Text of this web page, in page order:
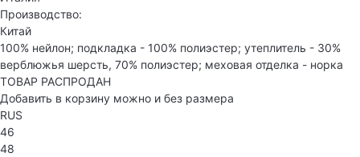
Производство:
Китай
100% нейлон; подкладка - 100% полиэстер; утеплитель - 30%
верблюжья шерсть, 70% полиэстер; меховая отделка - норка
ТОВАР РАСПРОДАН
Добавить в корзину можно и без размера
RUS
46
48